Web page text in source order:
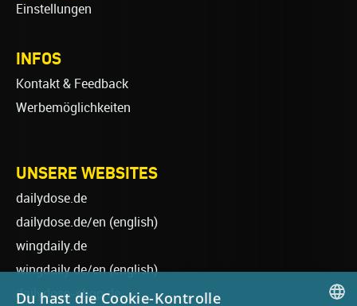
Einstellungen
INFOS
Kontakt & Feedback
Werbemöglichkeiten
UNSERE WEBSITES
dailydose.de
dailydose.de/en (english)
wingdaily.de
wingdaily.de/en(english)
dailydose-shop.de
Du hast die Cookie-Kontrolle